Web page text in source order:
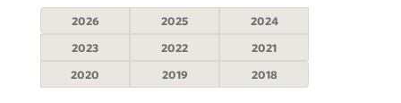
2026 2025
2024
2023
2022
2021
2020
2019 2018